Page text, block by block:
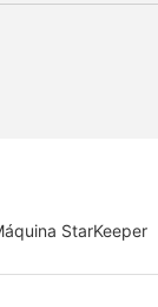
StarKeeper